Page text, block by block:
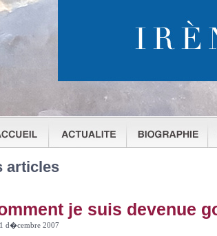
articles
je suis devenue
d�cembre 2007